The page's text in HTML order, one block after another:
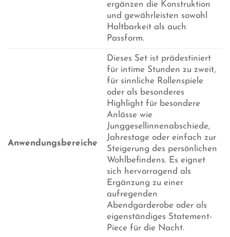
ergänzen die Konstruktion
und gewährleisten sowohl
Haltbarkeit als auch
Passform.
Anwendungsbereiche
Dieses Set ist prädestiniert
für intime Stunden zu zweit,
für sinnliche Rollenspiele
oder als besonderes
Highlight für besondere
Anlässe wie
Junggesellinnenabschiede,
Jahrestage oder einfach zur
Steigerung des persönlichen
Wohlbefindens. Es eignet
sich hervorragend als
Ergänzung zu einer
aufregenden
Abendgarderobe oder als
eigenständiges Statement-
Piece für die Nacht.